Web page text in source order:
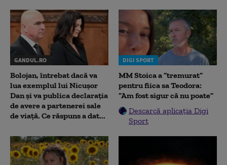
GANDUL.RO
Bolojan, întrebat dacă va
lua exemplul lui Nicușor
Dan și va publica declarația
de avere a partenerei sale
de viață. Ce răspuns a dat...
DIGI SPORT
MM Stoica a ”tremurat”
pentru fiica sa Teodora:
”Am fost sigur că nu poate”
Descarcă aplicația Digi
Sport